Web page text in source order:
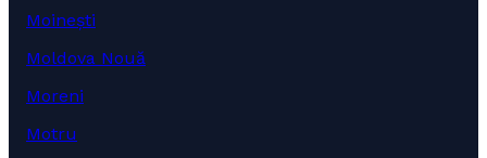
Moinești
Moldova Nouă
Moreni
Motru